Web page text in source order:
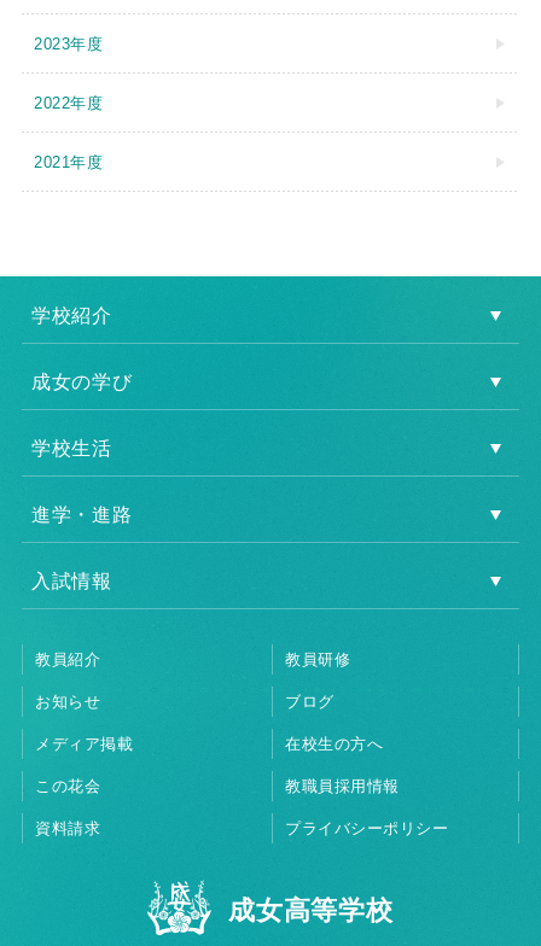
2023年度
2022年度
2021年度
学校紹介
成女の学び
学校生活
進学・進路
入試情報
教員紹介 教員研修
お知らせ ブログ
メディア掲載 在校生の方へ
この花会 教職員採用情報
資料請求 プライバシーポリシー
成女高等学校